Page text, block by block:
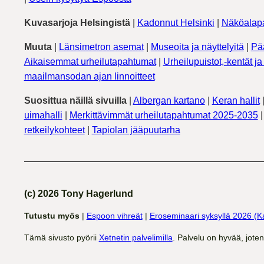
Kuvasarjoja Helsingistä| Kadonnut Helsinki
Muuta| Länsimetron asemat| Museoita ja näyttelyitä
Aikaisemmat urheilutapahtumat| Urheilupuistot,-kentät
maailmansodan ajan linnoitteet
Suosittua näillä sivuilla| Albergan kartano| Keran hallit
uimahalli
Merkittävimmät urheilutapahtumat 2025-2035
retkeilykohteet| Tapiolan jääpuutarha
(c) 2026 Tony Hagerlund
Tutustu myös| Espoon vihreät| Eroseminaari syksyllä 2026
Tämä sivusto pyörii Xetnetin palvelimilla . Palvelu on hyvää,